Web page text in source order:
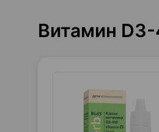
Витамин